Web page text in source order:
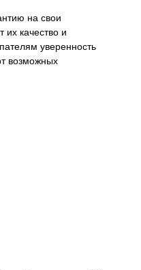
на свои
их качество и
уверенность
возможных